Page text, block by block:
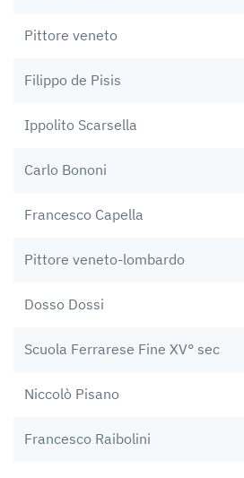
Pittore veneto
Filippo de Pisis
Ippolito Scarsella
Carlo Bononi
Francesco Capella
Pittore veneto-lombardo
Dosso Dossi
Scuola Ferrarese Fine XV° sec
Niccolò Pisano
Francesco Raibolini